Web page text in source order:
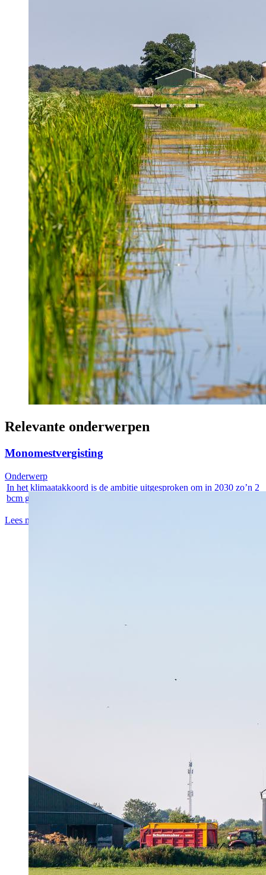
Relevante onderwerpen
Monomestvergisting
In het klimaatakkoord is de ambitie uitgesproken om in 2030 zo’n 2
bcm groen...
Lees meer
Onderwerp